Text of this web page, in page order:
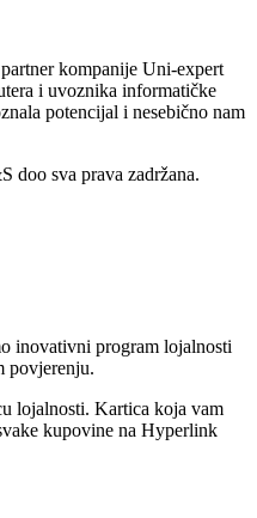
kompanije Uni-expert
i uvoznika informatičke
potencijal i nesebično nam
doo sva prava zadržana.
inovativni program lojalnosti
povjerenju.
lojalnosti. Kartica koja vam
kupovine na Hyperlink